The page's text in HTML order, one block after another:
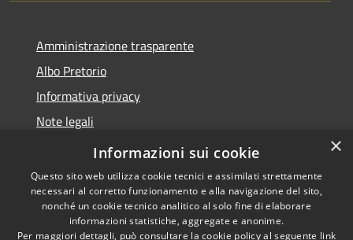
Amministrazione trasparente
Albo Pretorio
Informativa privacy
Note legali
Dichiarazione di accessibilità
Copyright © 2026 • Comune di
×
Informazioni sui cookie
Questo sito web utilizza cookie tecnici e assimilati strettamente
necessari al corretto funzionamento e alla navigazione del sito,
nonché un cookie tecnico analitico al solo fine di elaborare
informazioni statistiche, aggregate e anonime.
Per maggiori dettagli, può consultare la cookie policy al seguente link